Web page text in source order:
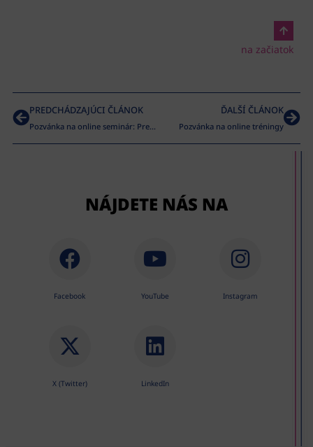
na začiatok
PREDCHÁDZAJÚCI ČLÁNOK
Pozvánka na online seminár: Prevencia v praxi
ĎALŠÍ ČLÁNOK
Pozvánka na online tréningy
NÁJDETE NÁS NA
Facebook YouTube Instagram
X (Twitter) LinkedIn